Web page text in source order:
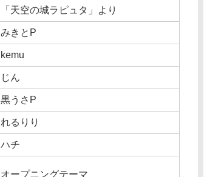
「天空の城ラピュタ」より
みきとP
kemu
じん
黒うさP
れるりり
ハチ
オープニングテーマ